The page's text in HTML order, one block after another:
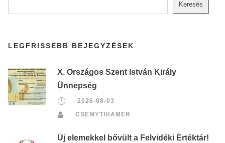
Keresés
LEGFRISSEBB BEJEGYZÉSEK
X. Országos Szent István Király
Ünnepség
2026-08-03
CSEMYTIHAMER
Új elemekkel bővült a Felvidéki Értéktár!